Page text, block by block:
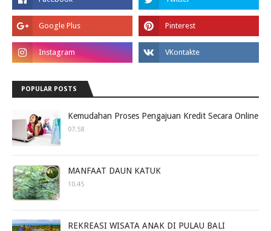
POPULAR POSTS
Kemudahan Proses Pengajuan Kredit Secara Online
07.58
MANFAAT DAUN KATUK
10.45
REKREASI WISATA ANAK DI PULAU BALI